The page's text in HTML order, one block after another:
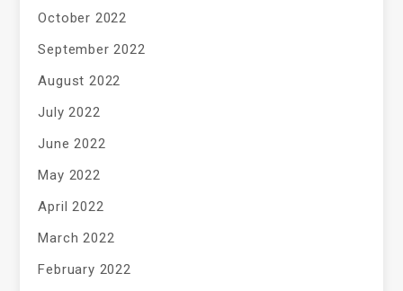
October 2022
September 2022
August 2022
July 2022
June 2022
May 2022
April 2022
March 2022
February 2022